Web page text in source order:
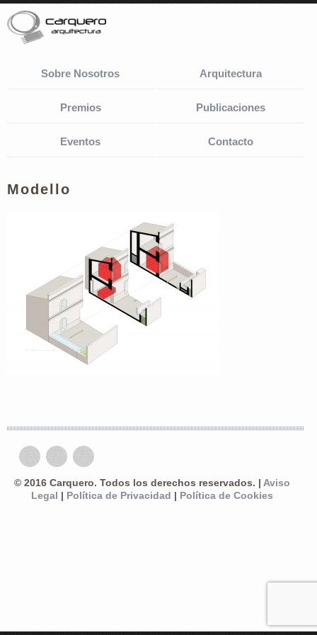
Sobre Nosotros Arquitectura
Premios Publicaciones
Eventos Contacto
Modello
© 2016 Carquero. Todos los derechos reservados. | Aviso
Legal | Política de Privacidad | Política de Cookies